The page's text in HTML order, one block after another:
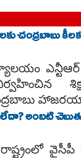
చంద్రబాబు
అంబటి
రాష్ట్రంలో